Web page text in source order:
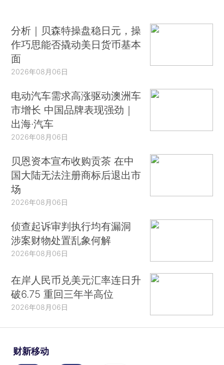
分析｜贝森特操盘稳日元，操
作巧思能否撬动美日货币基本
面
2026年08月06日
电动汽车需求高涨驱动澳洲车
市增长 中国品牌表现强劲｜
出海·汽车
2026年08月06日
贝恩资本宣布收购贡茶 在中
国大陆无法注册商标后退出市
场
2026年08月06日
侦查起诉审判执行均有漏洞
涉案财物处置乱象何解
2026年08月06日
在岸人民币兑美元汇率连日升
破6.75 重回三年半高位
2026年08月06日
财新移动